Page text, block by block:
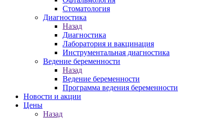
Стоматология
Диагностика
Назад
Диагностика
Лаборатория и вакцинация
Инструментальная диагностика
Ведение беременности
Назад
Ведение беременности
Программа ведения беременности
Новости и акции
Цены
Назад